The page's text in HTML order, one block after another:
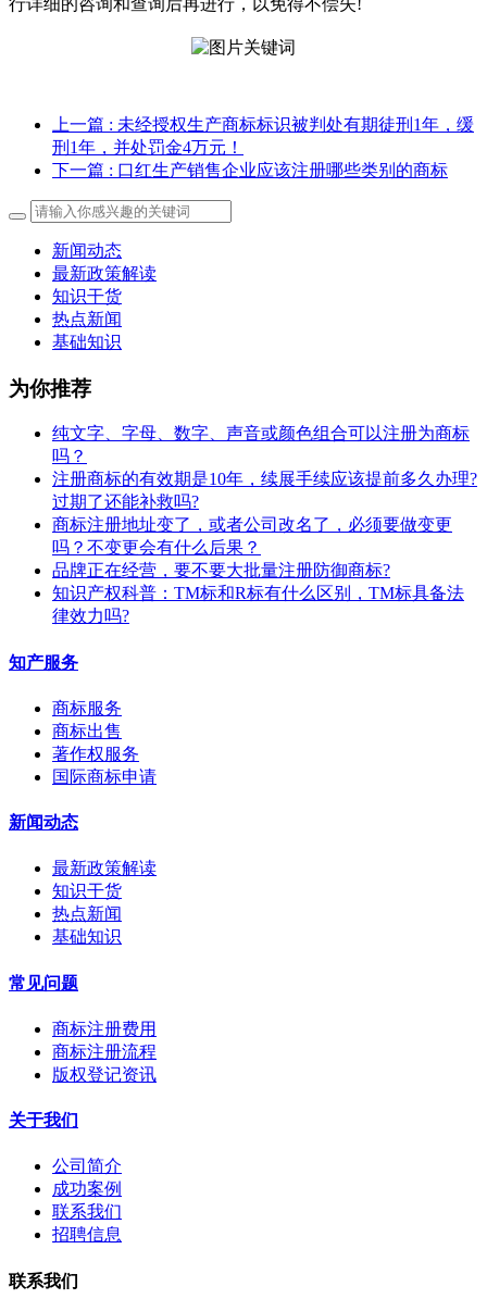
上一篇 : 未经授权生产商标标识被判处有期徒刑1年，缓
刑1年，并处罚金4万元！
下一篇 : 口红生产销售企业应该注册哪些类别的商标
新闻动态
最新政策解读
知识干货
热点新闻
基础知识
为你推荐
纯文字、字母、数字、声音或颜色组合可以注册为商标
吗？
注册商标的有效期是10年，续展手续应该提前多久办理?
过期了还能补救吗?
商标注册地址变了，或者公司改名了，必须要做变更
吗？不变更会有什么后果？
​品牌正在经营，要不要大批量注册防御商标?
知识产权科普：TM标和R标有什么区别，TM标具备法
律效力吗?
知产服务
商标服务
商标出售
著作权服务
国际商标申请
新闻动态
最新政策解读
知识干货
热点新闻
基础知识
常见问题
商标注册费用
商标注册流程
版权登记资讯
关于我们
公司简介
成功案例
联系我们
招聘信息
联系我们